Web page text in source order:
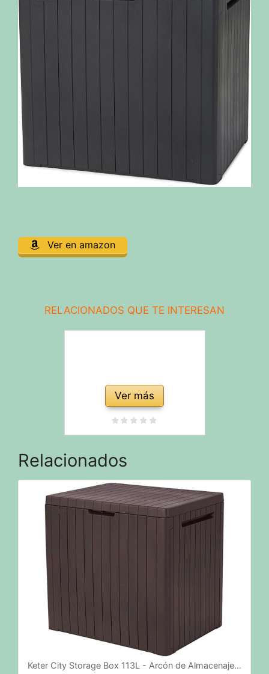
Ver en amazon
RELACIONADOS QUE TE INTERESAN
Ver más
Relacionados
Keter City Storage Box 113L - Arcón de Almacenaje…